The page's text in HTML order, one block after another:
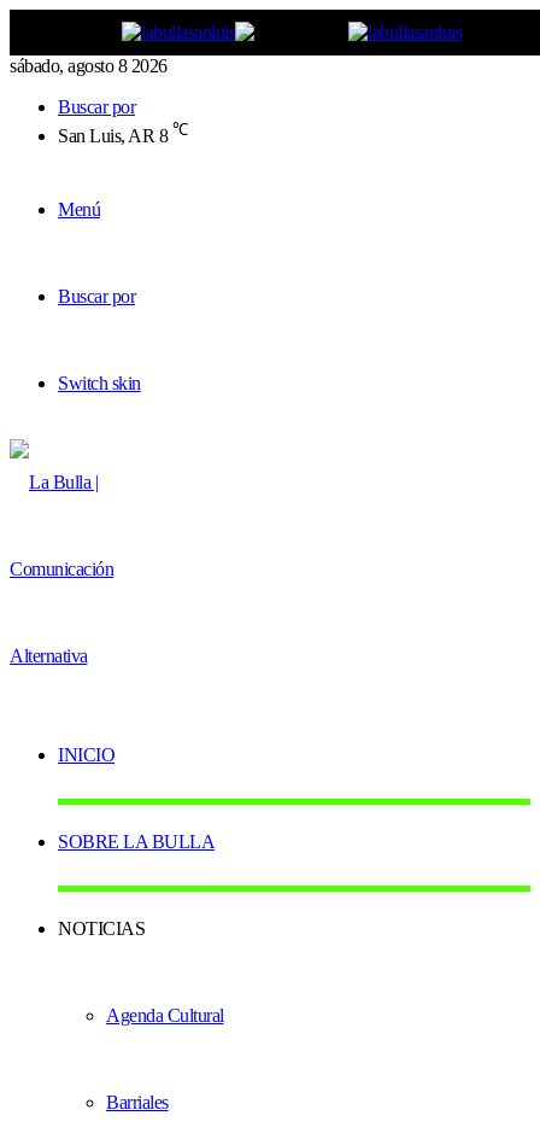
sábado, agosto 8 2026
Buscar por
San Luis, AR 8 ℃
Menú
Buscar por
Switch skin
INICIO
SOBRE LA BULLA
NOTICIAS
Agenda Cultural
Barriales